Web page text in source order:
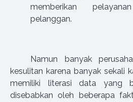
memberikan
pelanggan.
Namun banyak
kesulitan karena banyak sekali
memiliki literasi data yang
disebabkan oleh beberapa